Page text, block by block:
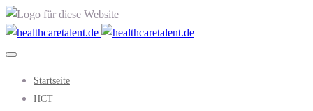
Startseite
HCT